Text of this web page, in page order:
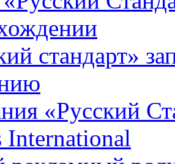
стандарт»
«Русский
International